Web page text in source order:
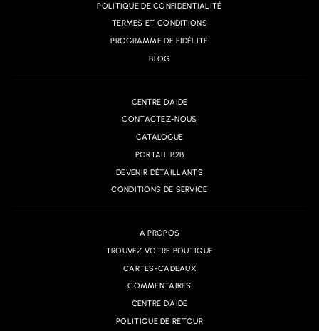
POLITIQUE DE CONFIDENTIALITÉ
TERMES ET CONDITIONS
PROGRAMME DE FIDÉLITÉ
BLOG
CENTRE D'AIDE
CONTACTEZ-NOUS
CATALOGUE
PORTAIL B2B
DEVENIR DÉTAILLANTS
CONDITIONS DE SERVICE
À PROPOS
TROUVEZ VOTRE BOUTIQUE
CARTES-CADEAUX
COMMENTAIRES
CENTRE D'AIDE
POLITIQUE DE RETOUR